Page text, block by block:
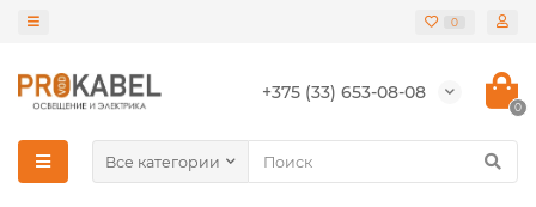
0
+375 (33) 653-08-08
0
Все категории